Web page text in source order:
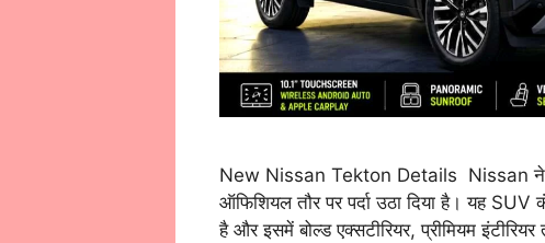
New Nissan Tekton Details Nissan ने
ऑफिशियल तौर पर पर्दा उठा दिया है। यह
है और इसमें बोल्ड एक्सटीरियर, प्रीमियम